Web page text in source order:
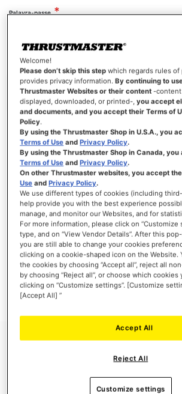
Palavra-passe
Mostrar palavra-passe
INICIAR SESSÃO
Esqueceu-se da Palavra-passe?
NOVOS CLIENTES
Criar uma conta online tem muitas vantagens: finalizar as
rapidamente, gravar mais que uma morada, seguir o
muito mais.
CRIAR UMA CONTA
Welcome!
Please don’t skip this step which regards rules of
provides privacy information.By continuing to
Thrustmaster Websites or their content -content
displayed, downloaded, or printed-,you accept
and documents, and you accept their Terms of
Policy.
By using the Thrustmaster Shop in U.S.A., you
Terms of Use andPrivacy Policy.
By using the Thrustmaster Shop in Canada,
Terms of Use andPrivacy Policy.
On other Thrustmaster websites, you accept
Use andPrivacy Policy.
We use different types of cookies (including
help provide you with the best experience
manage, and monitor our Websites, and for
For more information, please click on “Customize
type, and on “View Vendor Details”. After this
you are still able to change your cookies
clicking on a cookie-shaped icon on the Website.
the cookies by choosing “Accept all”, reject all
by choosing “Reject all”, or choose which cookies
clicking on “Customize settings”. [Customize
[Accept All] ”
Reject All
Accept All
Customize settings